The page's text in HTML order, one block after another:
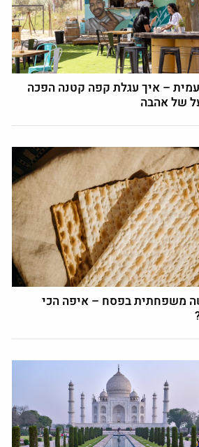
– איך עגלת קפה קטנה הפכה
של אהבה
משפחתית בפסח – איפה הכי